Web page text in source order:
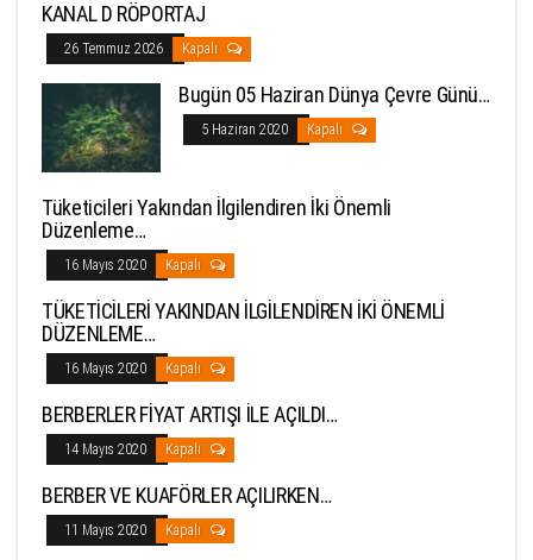
KANAL D RÖPORTAJ
26 Temmuz 2026 Kapalı
Bugün 05 Haziran Dünya Çevre Günü…
5 Haziran 2020 Kapalı
Tüketicileri Yakından İlgilendiren İki Önemli
Düzenleme…
16 Mayıs 2020 Kapalı
TÜKETİCİLERİ YAKINDAN İLGİLENDİREN İKİ ÖNEMLİ
DÜZENLEME…
16 Mayıs 2020 Kapalı
BERBERLER FİYAT ARTIŞI İLE AÇILDI…
14 Mayıs 2020 Kapalı
BERBER VE KUAFÖRLER AÇILIRKEN…
11 Mayıs 2020 Kapalı